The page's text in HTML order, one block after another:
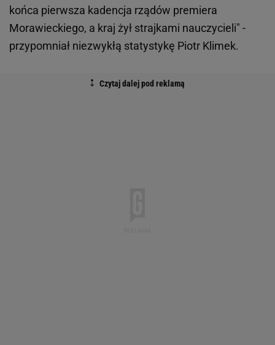
końca pierwsza kadencja rządów premiera
Morawieckiego, a kraj żył strajkami nauczycieli" -
przypomniał niezwykłą statystykę Piotr Klimek.